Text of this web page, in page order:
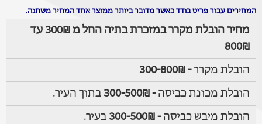
המחירים עבור פריט בודד כאשר מדובר ביותר ממוצר אחד המחיר משתנה.
מחיר הובלת מקרר במזכרת בתיה החל מ 300₪ עד
800₪
הובלת מקרר- 300-800₪
הובלת מכונת כביסה - 300-500₪
בתוך העיר.
הובלת מיבש כביסה - 300-500₪
בעיר.